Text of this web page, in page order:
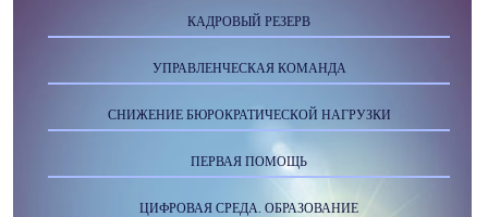
КАДРОВЫЙ РЕЗЕРВ
УПРАВЛЕНЧЕСКАЯ КОМАНДА
СНИЖЕНИЕ БЮРОКРАТИЧЕСКОЙ НАГРУЗКИ
ПЕРВАЯ ПОМОЩЬ
ЦИФРОВАЯ СРЕДА. ОБРАЗОВАНИЕ